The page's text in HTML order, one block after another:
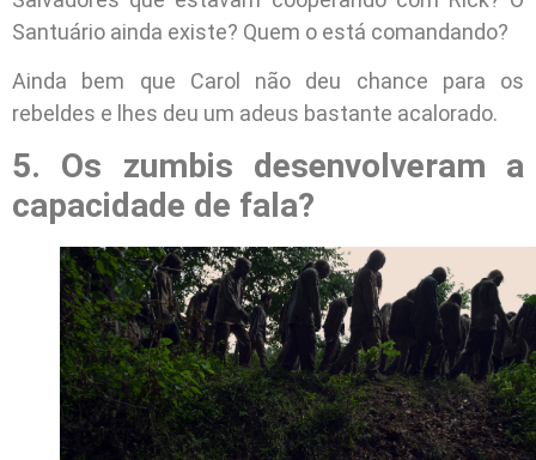
Santuário ainda existe? Quem o está comandando?
Ainda bem que Carol não deu chance para os
rebeldes e lhes deu um adeus bastante acalorado.
5. Os zumbis desenvolveram a
capacidade de fala?